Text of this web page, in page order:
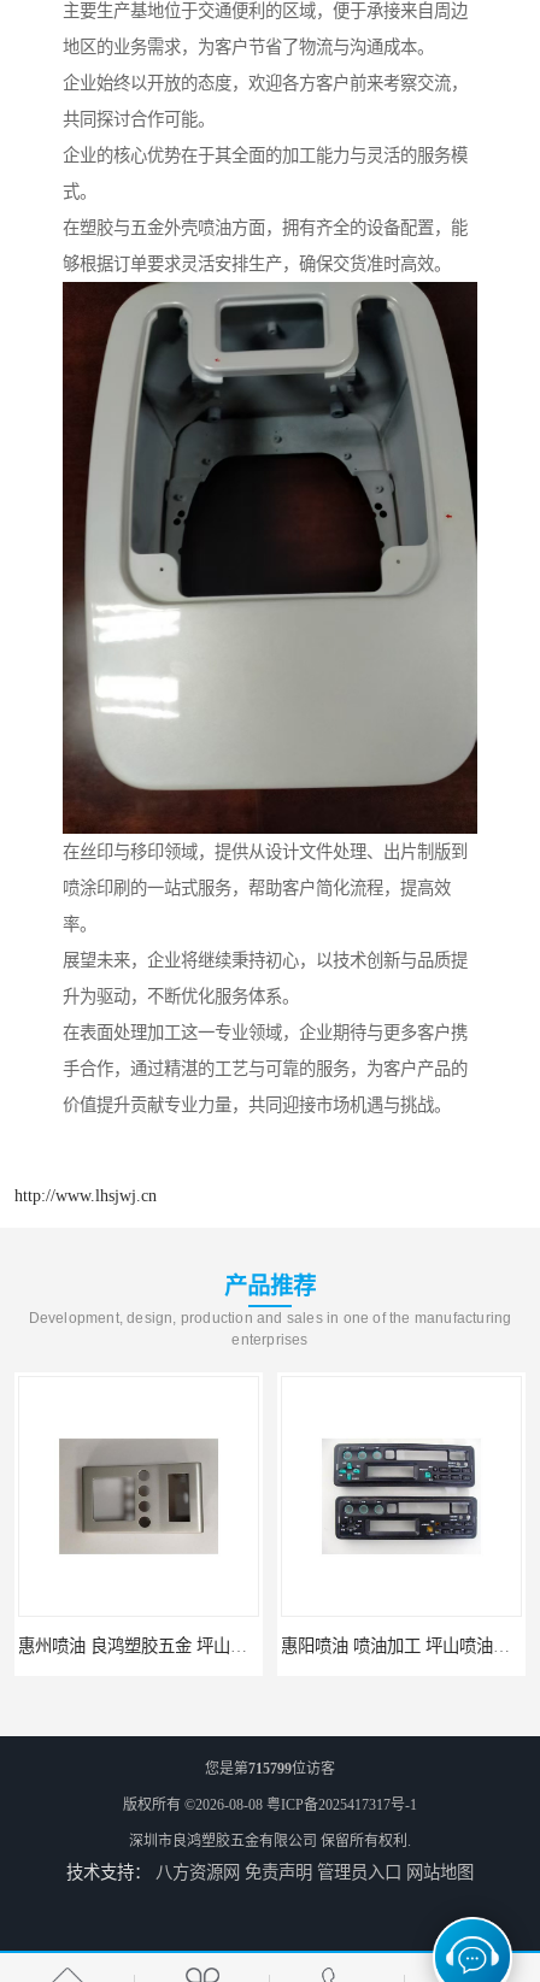
主要生产基地位于交通便利的区域，便于承接来自周边
地区的业务需求，为客户节省了物流与沟通成本。
企业始终以开放的态度，欢迎各方客户前来考察交流，
共同探讨合作可能。
企业的核心优势在于其全面的加工能力与灵活的服务模
式。
在塑胶与五金外壳喷油方面，拥有齐全的设备配置，能
够根据订单要求灵活安排生产，确保交货准时高效。
在丝印与移印领域，提供从设计文件处理、出片制版到
喷涂印刷的一站式服务，帮助客户简化流程，提高效
率。
展望未来，企业将继续秉持初心，以技术创新与品质提
升为驱动，不断优化服务体系。
在表面处理加工这一专业领域，企业期待与更多客户携
手合作，通过精湛的工艺与可靠的服务，为客户产品的
价值提升贡献专业力量，共同迎接市场机遇与挑战。
http://www.lhsjwj.cn
产品推荐
Development, design, production and sales in one of the manufacturing
enterprises
坑梓喷油 喷涂加工 惠州电视盒喷涂 坪地喷油 加工厂 坪地手机壳喷油加工厂
您是第715799位访客
版权所有 ©2026-08-08 粤ICP备2025417317号-1
深圳市良鸿塑胶五金有限公司 保留所有权利.
技术支持： 八方资源网 免责声明 管理员入口 网站地图